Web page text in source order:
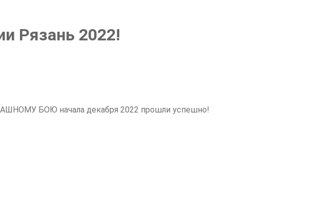
Рязань 2022!
БОЮ начала декабря 2022 прошли успешно!